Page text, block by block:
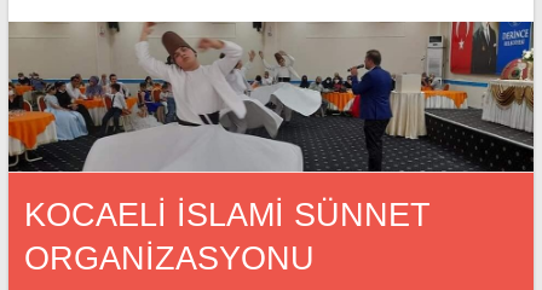
KOCAELİ İSLAMİ SÜNNET
ORGANİZASYONU